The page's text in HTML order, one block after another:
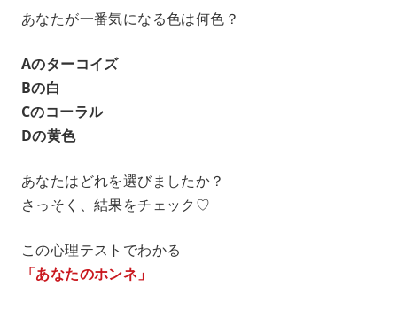
あなたが一番気になる色は何色？
Aのターコイズ
Bの白
Cのコーラル
Dの黄色
あなたはどれを選びましたか？
さっそく、結果をチェック♡
この心理テストでわかる
「あなたのホンネ」